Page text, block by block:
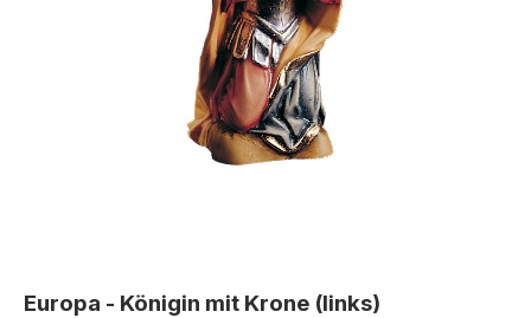
Europa - Königin mit Krone (links)